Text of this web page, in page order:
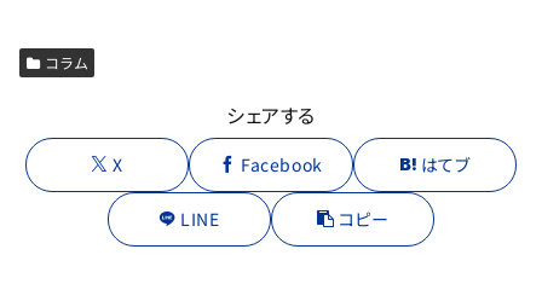
コラム
シェアする
X Facebook はてブ
LINE コピー